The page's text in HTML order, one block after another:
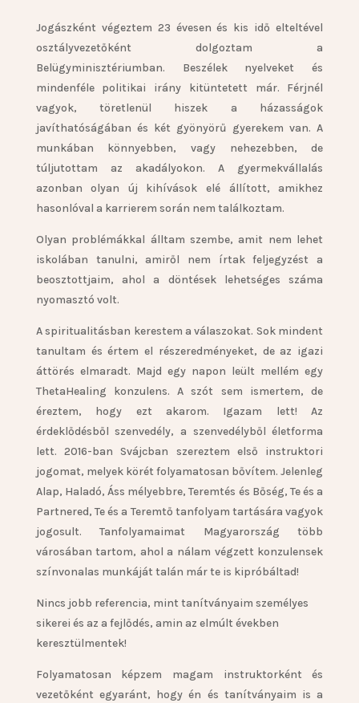
Jogászként végeztem 23 évesen és kis idő elteltével
osztályvezetőként dolgoztam a
Belügyminisztériumban. Beszélek nyelveket és
mindenféle politikai irány kitüntetett már. Férjnél
vagyok, töretlenül hiszek a házasságok
javíthatóságában és két gyönyörű gyerekem van. A
munkában könnyebben, vagy nehezebben, de
túljutottam az akadályokon. A gyermekvállalás
azonban olyan új kihívások elé állított, amikhez
hasonlóval a karrierem során nem találkoztam.
Olyan problémákkal álltam szembe, amit nem lehet
iskolában tanulni, amiről nem írtak feljegyzést a
beosztottjaim, ahol a döntések lehetséges száma
nyomasztó volt.
A spiritualitásban kerestem a válaszokat. Sok mindent
tanultam és értem el részeredményeket, de az igazi
áttörés elmaradt. Majd egy napon leült mellém egy
ThetaHealing konzulens. A szót sem ismertem, de
éreztem, hogy ezt akarom. Igazam lett! Az
érdeklődésből szenvedély, a szenvedélyből életforma
lett. 2016-ban Svájcban szereztem első instruktori
jogomat, melyek körét folyamatosan bővítem. Jelenleg
Alap, Haladó, Áss mélyebbre, Teremtés és Bőség, Te és a
Partnered, Te és a Teremtő tanfolyam tartására vagyok
jogosult. Tanfolyamaimat Magyarország több
városában tartom, ahol a nálam végzett konzulensek
színvonalas munkáját talán már te is kipróbáltad!
Nincs jobb referencia, mint tanítványaim személyes
sikerei és az a fejlődés, amin az elmúlt években
keresztülmentek!
Folyamatosan képzem magam instruktorként és
vezetőként egyaránt, hogy én és tanítványaim is a